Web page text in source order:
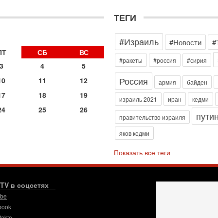
СБ
ВС
3 4
5
11
12
18
19
25
26
ТЕГИ
#Израиль
#Новости
#ракеты #россия #сирия
Россия армия байден
израиль 2021 иран кедми
правительство израиля путин
яков кедми
Показать все теги
в соцсетях